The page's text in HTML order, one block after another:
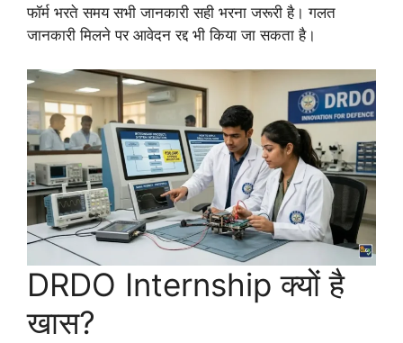
फॉर्म भरते समय सभी जानकारी सही भरना जरूरी है। गलत
जानकारी मिलने पर आवेदन रद्द भी किया जा सकता है।
DRDO Internship क्यों है
खास?